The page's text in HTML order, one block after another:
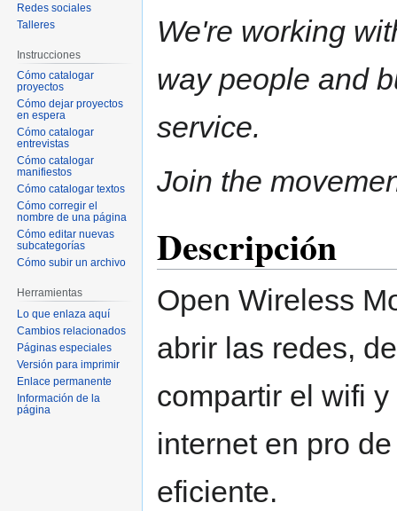
We're working
way people and
service.
Join the
Descripción
Open Wireless
abrir las redes,
compartir el wifi
internet en pro
eficiente.
Redes sociales
Talleres
Instrucciones
Cómo catalogar
proyectos
Cómo dejar proyectos
en espera
Cómo catalogar
entrevistas
Cómo catalogar
manifiestos
Cómo catalogar textos
Cómo corregir el
nombre de una página
Cómo editar nuevas
subcategorías
Cómo subir un archivo
Herramientas
Lo que enlaza aquí
Cambios relacionados
Páginas especiales
Versión para imprimir
Enlace permanente
Información de la
página